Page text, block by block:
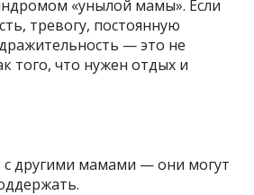
«унылой мамы». Если
тревогу, постоянную
— это не
того, что нужен отдых и
другими мамами — они могут